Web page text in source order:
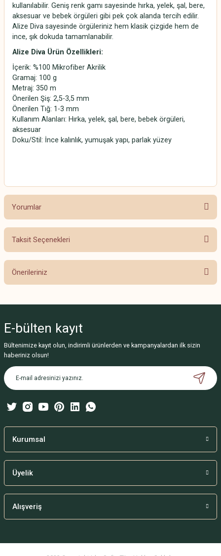
kullanılabilir. Geniş renk gamı sayesinde hırka, yelek, şal, bere,
aksesuar ve bebek örgüleri gibi pek çok alanda tercih edilir.
Alize Diva sayesinde örgüleriniz hem klasik çizgide hem de
ince, şık dokuda tamamlanabilir.
Alize Diva Ürün Özellikleri:
İçerik: %100 Mikrofiber Akrilik
Gramaj: 100 g
Metraj: 350 m
Önerilen Şiş: 2,5-3,5 mm
Önerilen Tığ: 1-3 mm
Kullanım Alanları: Hırka, yelek, şal, bere, bebek örgüleri,
aksesuar
Doku/Stil: İnce kalınlık, yumuşak yapı, parlak yüzey
Yorumlar
Taksit Seçenekleri
Önerileriniz
Görüş ve önerileriniz için teşekkür ederiz.
Ürün resmi kalitesiz, bozuk veya görüntülenemiyor.
Ürün açıklamasında eksik bilgiler bulunuyor.
Ürün bilgilerinde hatalar bulunuyor.
Bu ürüne benzer farklı alternatifler olmalı.
E-bülten kayıt
Bültenimize kayıt olun, indirimli ürünlerden ve kampanyalardan ilk sizin
haberiniz olsun!
Kurumsal
Üyelik
Alışveriş